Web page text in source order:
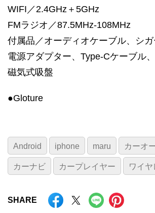
WIFI／2.4GHz＋5GHz
FMラジオ／87.5MHz-108MHz
付属品／オーディオケーブル、シ
電源アダプター、Type-Cケーブル
磁気式吸盤
●Gloture
Android iphone maru カーオ
カーナビ カープレイヤー ワイヤ
SHARE